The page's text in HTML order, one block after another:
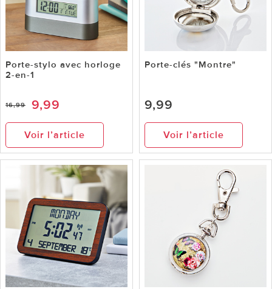
Porte-stylo avec horloge
2-en-1
16,99 9,99
Voir l’article
Porte-clés "Montre"
9,99
Voir l’article